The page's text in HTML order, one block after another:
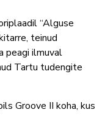
“Alguse
teinud
peagi ilmuval
Tartu tudengite
Groove II koha, kus